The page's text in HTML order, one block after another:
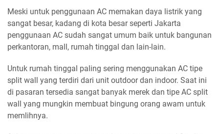
Meski untuk penggunaan AC memakan daya listrik yang
sangat besar, kadang di kota besar seperti Jakarta
penggunaan AC sudah sangat umum baik untuk bangunan
perkantoran, mall, rumah tinggal dan lain-lain.
Untuk rumah tinggal paling sering menggunakan AC tipe
split wall yang terdiri dari unit outdoor dan indoor. Saat ini
di pasaran tersedia sangat banyak merek dan tipe AC split
wall yang mungkin membuat bingung orang awam untuk
memlihnya.